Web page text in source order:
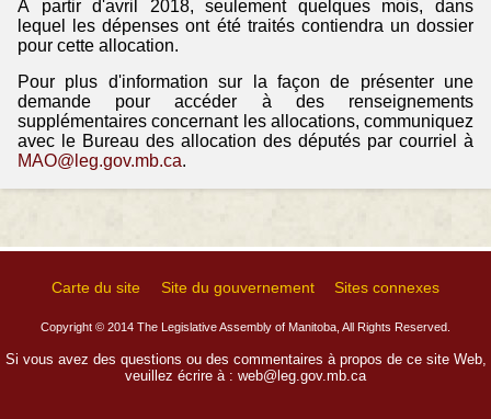
À partir d'avril 2018, seulement quelques mois, dans
lequel les dépenses ont été traités contiendra un dossier
pour cette allocation.
Pour plus d'information sur la façon de présenter une
demande pour accéder à des renseignements
supplémentaires concernant les allocations, communiquez
avec le Bureau des allocation des députés par courriel à
MAO@leg.gov.mb.ca.
Carte du site Site du gouvernement Sites connexes
Copyright © 2014 The Legislative Assembly of Manitoba, All Rights Reserved.
Si vous avez des questions ou des commentaires à propos de ce site Web,
veuillez écrire à : web@leg.gov.mb.ca